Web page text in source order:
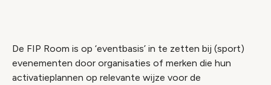
Wijzig cookie instellingen
De FIP Room is op ‘eventbasis’ in te zetten bij (sport)
evenementen door organisaties of merken die hun
activatieplannen op relevante wijze voor de